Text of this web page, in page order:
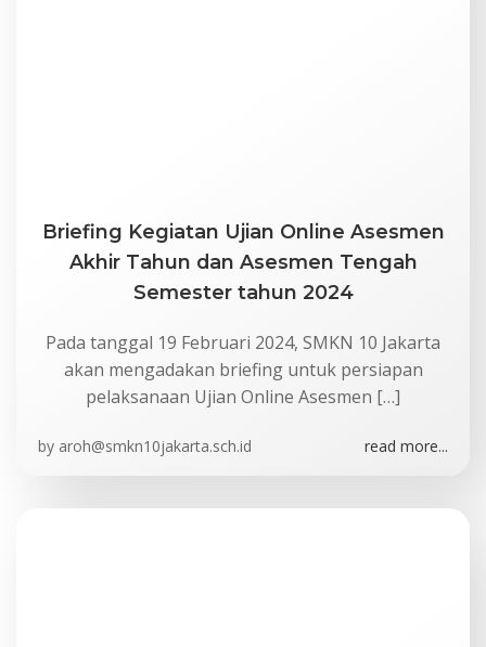
Briefing Kegiatan Ujian Online Asesmen
Akhir Tahun dan Asesmen Tengah
Semester tahun 2024
Pada tanggal 19 Februari 2024, SMKN 10 Jakarta
akan mengadakan briefing untuk persiapan
pelaksanaan Ujian Online Asesmen […]
by aroh@smkn10jakarta.sch.id read more...